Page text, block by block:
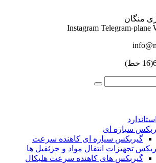
Instagram Telegram-plane
سياره ای
گيربكس سياره ای كاهنده سرعت
تجهيزات انتقال مواد و جرثقيل ها
گيربكس های كاهنده سرعت هليكال